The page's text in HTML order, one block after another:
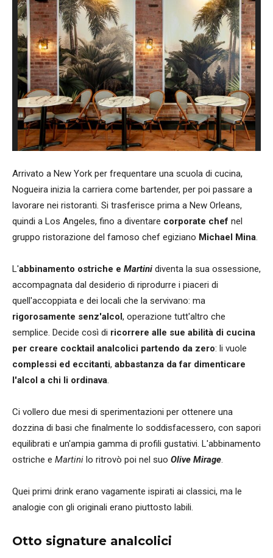
Arrivato a New York per frequentare una scuola di cucina,
Nogueira inizia la carriera come bartender, per poi passare a
lavorare nei ristoranti. Si trasferisce prima a New Orleans,
quindi a Los Angeles, fino a diventare corporate chef nel
gruppo ristorazione del famoso chef egiziano Michael Mina.
L'abbinamento ostriche e Martini diventa la sua ossessione,
accompagnata dal desiderio di riprodurre i piaceri di
quell'accoppiata e dei locali che la servivano: ma
rigorosamente senz'alcol, operazione tutt'altro che
semplice. Decide così di ricorrere alle sue abilità di cucina
per creare cocktail analcolici partendo da zero: li vuole
complessi ed eccitanti, abbastanza da far dimenticare
l'alcol a chi li ordinava.
Ci vollero due mesi di sperimentazioni per ottenere una
dozzina di basi che finalmente lo soddisfacessero, con sapori
equilibrati e un'ampia gamma di profili gustativi. L'abbinamento
ostriche e Martini lo ritrovò poi nel suo Olive Mirage.
Quei primi drink erano vagamente ispirati ai classici, ma le
analogie con gli originali erano piuttosto labili.
Otto signature analcolici